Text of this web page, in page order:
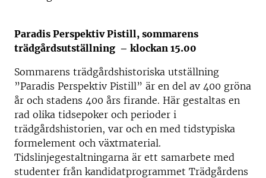
Paradis Perspektiv Pistill, sommarens
trädgårdsutställning – klockan 15.00
Sommarens trädgårdshistoriska utställning
”Paradis Perspektiv Pistill” är en del av 400 gröna
år och stadens 400 års firande. Här gestaltas en
rad olika tidsepoker och perioder i
trädgårdshistorien, var och en med tidstypiska
formelement och växtmaterial.
Tidslinjegestaltningarna är ett samarbete med
studenter från kandidatprogrammet Trädgårdens